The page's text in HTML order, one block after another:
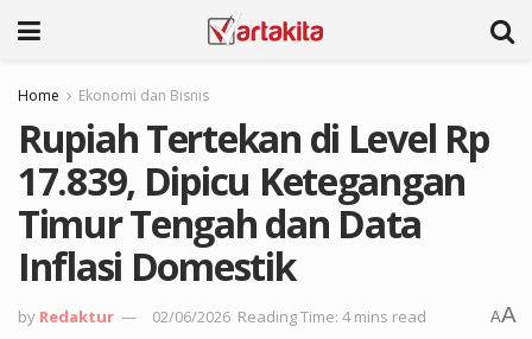
Home Ekonomi dan Bisnis
Rupiah Tertekan di Level Rp
17.839, Dipicu Ketegangan
Timur Tengah dan Data
Inflasi Domestik
by Redaktur 02/06/2026 Reading Time: 4 mins read AA